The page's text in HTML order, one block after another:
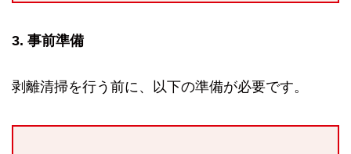
3. 事前準備
剥離清掃を行う前に、以下の準備が必要です。